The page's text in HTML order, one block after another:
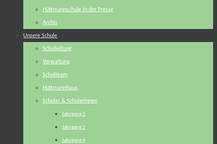
Hüttmannschule in der Presse
Archiv
Unsere Schule
Schulleitung
Verwaltung
Schulteam
Hüttmannhaus
Schüler & Schülerinnen
Jahrgang 2
Jahrgang 1
Jahrgang 4